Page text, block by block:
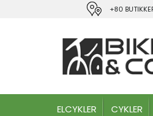
+80
ELCYKLER CYKLER